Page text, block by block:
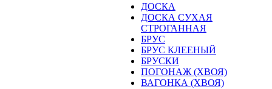
ДОСКА
ДОСКА СУХАЯ
СТРОГАННАЯ
БРУС
БРУС КЛЕЕНЫЙ
БРУСКИ
ПОГОНАЖ (ХВОЯ)
ВАГОНКА (ХВОЯ)